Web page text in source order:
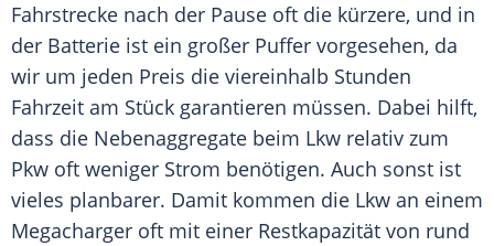
Fahrstrecke nach der Pause oft die kürzere, und in
der Batterie ist ein großer Puffer vorgesehen, da
wir um jeden Preis die viereinhalb Stunden
Fahrzeit am Stück garantieren müssen. Dabei hilft,
dass die Nebenaggregate beim Lkw relativ zum
Pkw oft weniger Strom benötigen. Auch sonst ist
vieles planbarer. Damit kommen die Lkw an einem
Megacharger oft mit einer Restkapazität von rund